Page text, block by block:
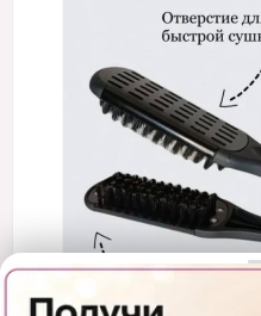
Завершающие маски
Инструмент
Нанопластика